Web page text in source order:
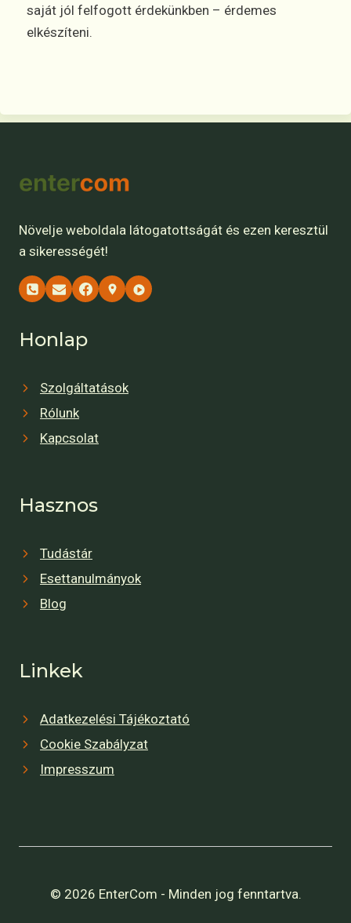
saját jól felfogott érdekünkben – érdemes
elkészíteni.
Növelje weboldala látogatottságát és ezen keresztül
a sikerességét!
Honlap
Szolgáltatások
Rólunk
Kapcsolat
Hasznos
Tudástár
Esettanulmányok
Blog
Linkek
Adatkezelési Tájékoztató
Cookie Szabályzat
Impresszum
© 2026 EnterCom - Minden jog fenntartva.